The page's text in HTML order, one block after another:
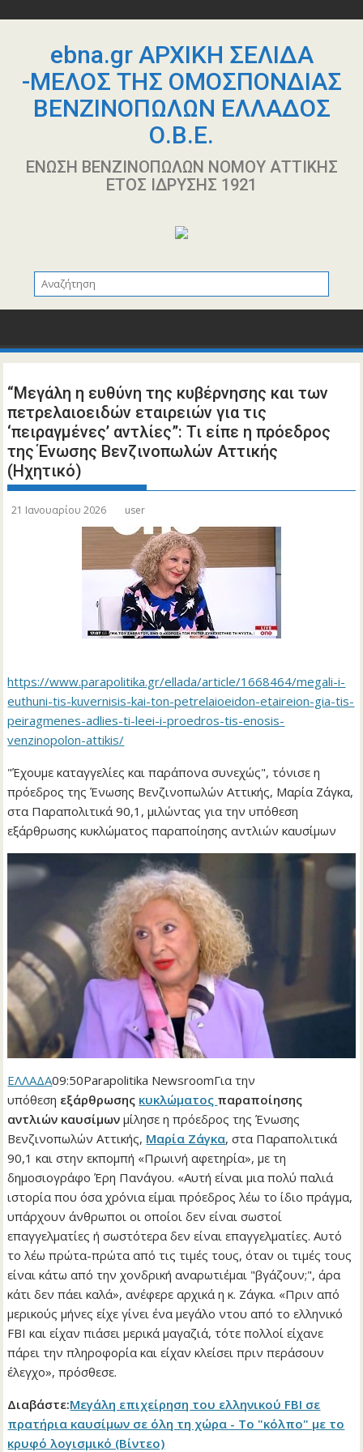
περιεχόμενοebna.gr ΑΡΧΙΚΗ ΣΕΛΙΔΑ
-ΜΕΛΟΣ ΤΗΣ ΟΜΟΣΠΟΝΔΙΑΣ
ΒΕΝΖΙΝΟΠΩΛΩΝ ΕΛΛΑΔΟΣ
Ο.Β.Ε.
ΕΝΩΣΗ ΒΕΝΖΙΝΟΠΩΛΩΝ ΝΟΜΟΥ ΑΤΤΙΚΗΣ
ΕΤΟΣ ΙΔΡΥΣΗΣ 1921
“Μεγάλη η ευθύνη της κυβέρνησης και των
πετρελαιοειδών εταιρειών για τις
‘πειραγμένες’ αντλίες”: Τι είπε η πρόεδρος
της Ένωσης Βενζινοπωλών Αττικής
(Ηχητικό)
21 Ιανουαρίου 2026 user
https://www.parapolitika.gr/ellada/article/1668464/megali-i-
euthuni-tis-kuvernisis-kai-ton-petrelaioeidon-etaireion-gia-tis-
peiragmenes-adlies-ti-leei-i-proedros-tis-enosis-
venzinopolon-attikis/
"Έχουμε καταγγελίες και παράπονα συνεχώς", τόνισε η
πρόεδρος της Ένωσης Βενζινοπωλών Αττικής, Μαρία Ζάγκα,
στα Παραπολιτικά 90,1, μιλώντας για την υπόθεση
εξάρθρωσης κυκλώματος παραποίησης αντλιών καυσίμων
ΕΛΛΑΔΑ09:50Parapolitika NewsroomΓια την
υπόθεση εξάρθρωσης κυκλώματος παραποίησης
αντλιών καυσίμων μίλησε η πρόεδρος της Ένωσης
Βενζινοπωλών Αττικής, Μαρία Ζάγκα, στα Παραπολιτικά
90,1 και στην εκπομπή «Πρωινή αφετηρία», με τη
δημοσιογράφο Έρη Πανάγου. «Αυτή είναι μια πολύ παλιά
ιστορία που όσα χρόνια είμαι πρόεδρος λέω το ίδιο πράγμα,
υπάρχουν άνθρωποι οι οποίοι δεν είναι σωστοί
επαγγελματίες ή σωστότερα δεν είναι επαγγελματίες. Αυτό
το λέω πρώτα-πρώτα από τις τιμές τους, όταν οι τιμές τους
είναι κάτω από την χονδρική αναρωτιέμαι "βγάζουν;", άρα
κάτι δεν πάει καλά», ανέφερε αρχικά η κ. Ζάγκα. «Πριν από
μερικούς μήνες είχε γίνει ένα μεγάλο ντου από το ελληνικό
FBI και είχαν πιάσει μερικά μαγαζιά, τότε πολλοί είχανε
πάρει την πληροφορία και είχαν κλείσει πριν περάσουν
έλεγχο», πρόσθεσε.
Διαβάστε:Μεγάλη επιχείρηση του ελληνικού FBI σε
πρατήρια καυσίμων σε όλη τη χώρα - Το "κόλπο" με το
κρυφό λογισμικό (Βίντεο)